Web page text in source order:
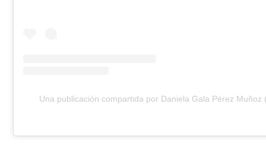
Una publicación compartida por Daniela Gala Pérez Muñoz